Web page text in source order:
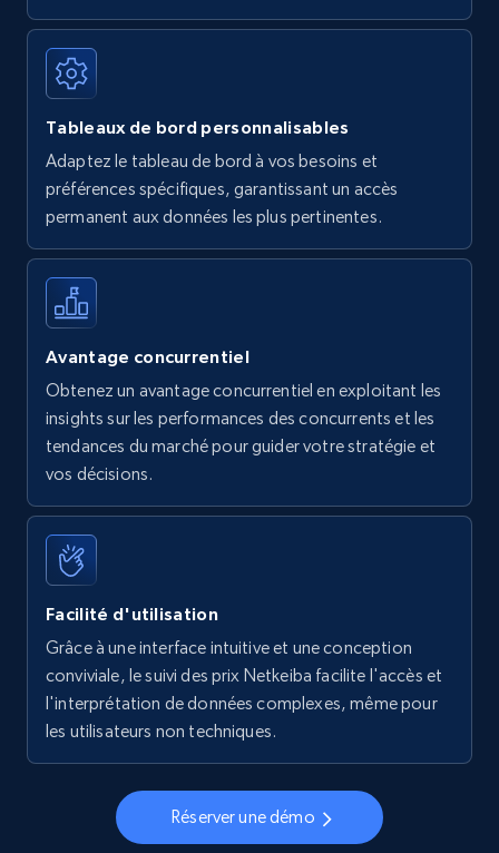
Tableaux de bord personnalisables
Adaptez le tableau de bord à vos besoins et
préférences spécifiques, garantissant un accès
permanent aux données les plus pertinentes.
Avantage concurrentiel
Obtenez un avantage concurrentiel en exploitant les
insights sur les performances des concurrents et les
tendances du marché pour guider votre stratégie et
vos décisions.
Facilité d'utilisation
Grâce à une interface intuitive et une conception
conviviale, le suivi des prix Netkeiba facilite l'accès et
l'interprétation de données complexes, même pour
les utilisateurs non techniques.
Réserver une démo